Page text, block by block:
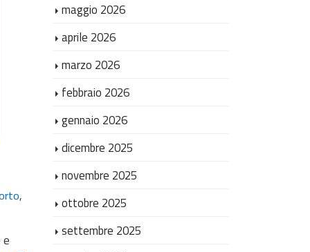
,
maggio 2026
aprile 2026
marzo 2026
febbraio 2026
gennaio 2026
dicembre 2025
novembre 2025
ottobre 2025
settembre 2025